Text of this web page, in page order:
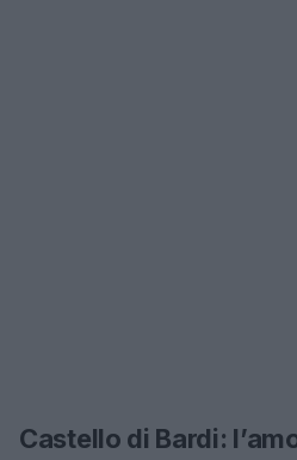
Castello di Bardi: